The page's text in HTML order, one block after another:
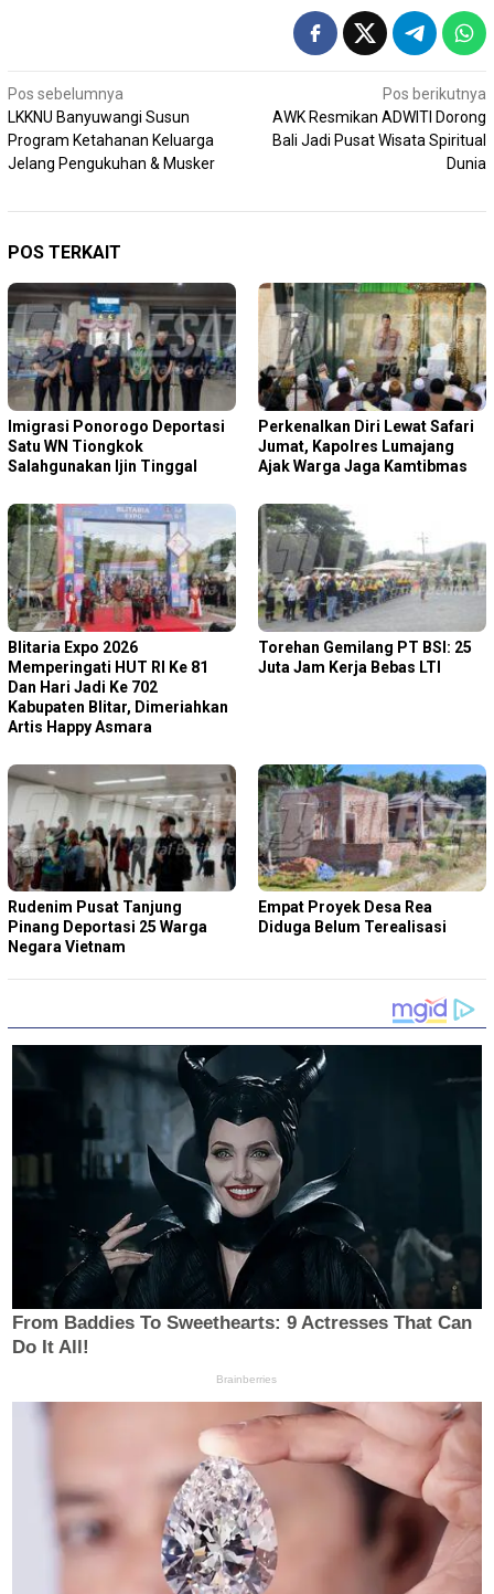
Navigasi
pos
Pos sebelumnya
LKKNU Banyuwangi Susun
Program Ketahanan Keluarga
Jelang Pengukuhan & Musker
Pos berikutnya
AWK Resmikan ADWITI Dorong
Bali Jadi Pusat Wisata Spiritual
Dunia
POS TERKAIT
Imigrasi Ponorogo Deportasi
Satu WN Tiongkok
Salahgunakan Ijin Tinggal
Perkenalkan Diri Lewat Safari
Jumat, Kapolres Lumajang
Ajak Warga Jaga Kamtibmas
Blitaria Expo 2026
Memperingati HUT RI Ke 81
Dan Hari Jadi Ke 702
Kabupaten Blitar, Dimeriahkan
Artis Happy Asmara
Torehan Gemilang PT BSI: 25
Juta Jam Kerja Bebas LTI
Rudenim Pusat Tanjung
Pinang Deportasi 25 Warga
Negara Vietnam
Empat Proyek Desa Rea
Diduga Belum Terealisasi